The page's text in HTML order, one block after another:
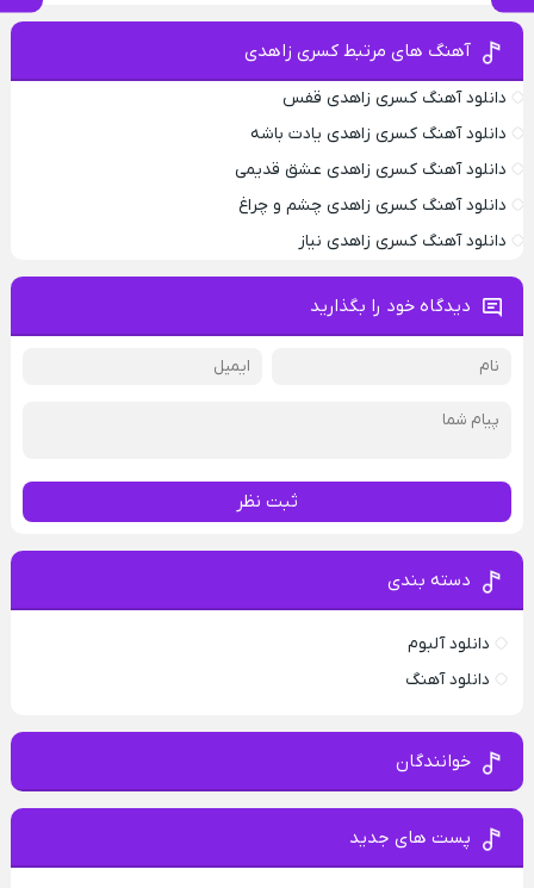
آهنگ های مرتبط کسری زاهدی
دانلود آهنگ کسری زاهدی قفس
دانلود آهنگ کسری زاهدی یادت باشه
دانلود آهنگ کسری زاهدی عشق قدیمی
دانلود آهنگ کسری زاهدی چشم و چراغ
دانلود آهنگ کسری زاهدی نیاز
دیدگاه خود را بگذارید
ثبت نظر
دسته بندی
دانلود آلبوم
دانلود آهنگ
خوانندگان
پست های جدید